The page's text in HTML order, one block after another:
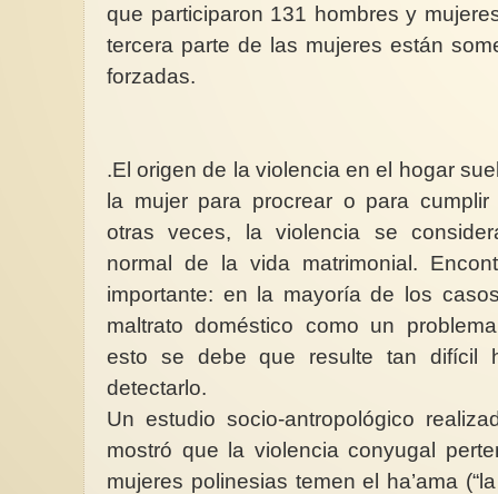
que participaron 131 hombres y
tercera parte de las mujeres están
forzadas.
.El origen de la violencia en el hogar
la mujer para procrear o para
otras veces, la violencia se
normal de la vida matrimonial.
importante: en la mayoría de los
maltrato doméstico como un
esto se debe que resulte tan difícil
detectarlo.
Un estudio socio-antropológico
mostró que la violencia conyugal
mujeres polinesias temen el ha’ama